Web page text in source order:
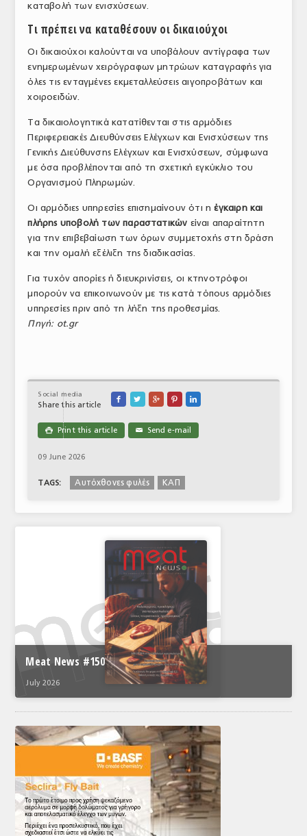
ΕΛΛΗΝΙΚΗ ΝΟΜΟΘΕΣΙΑ
ΕΥΡΩΠΑΪΚΗ ΝΟΜΟΘΕΣΙΑ
ΤΟ ΠΕΡΙΟΔΙΚΟ
Profile
ΑΡΧΕΙΟ ΤΕΥΧΩΝ
καταβολή των ενισχύσεων.
Τι πρέπει να καταθέσουν οι δικαιούχοι
Οι δικαιούχοι καλούνται να υποβάλουν αντίγραφα των
ενημερωμένων χειρόγραφων μητρώων καταγραφής για
όλες τις ενταγμένες εκμεταλλεύσεις αιγοπροβάτων και
χοιροειδών.
Τα δικαιολογητικά κατατίθενται στις αρμόδιες
Περιφερειακές Διευθύνσεις Ελέγχων και Ενισχύσεων της
Γενικής Διεύθυνσης Ελέγχων και Ενισχύσεων, σύμφωνα
με όσα προβλέπονται από τη σχετική εγκύκλιο του
Οργανισμού Πληρωμών.
Οι αρμόδιες υπηρεσίες επισημαίνουν ότι ηέγκαιρη και
πλήρης υποβολή των παραστατικών είναι απαραίτητη
για την επιβεβαίωση των όρων συμμετοχής στη δράση
και την ομαλή εξέλιξη της διαδικασίας.
Για τυχόν απορίες ή διευκρινίσεις, οι κτηνοτρόφοι
μπορούν να επικοινωνούν με τις κατά τόπους αρμόδιες
υπηρεσίες πριν από τη λήξη της προθεσμίας.
Πηγή: ot.gr
Social media
Share this article
    
 Print this article ✉ Send e-mail
09 June 2026
TAGS: Aυτόχθονες φυλές ΚΑΠ
Meat News #150
July 2026